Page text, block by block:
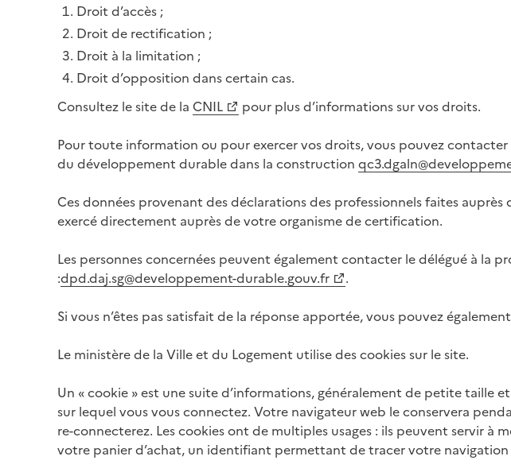
Droit d’accès ;
Droit de rectification ;
Droit à la limitation ;
Droit d’opposition dans certain cas.
Consultez le site de la CNIL
pour plus d’informations sur vos droits.
Pour toute information ou pour exercer vos droits, vous pouvez
du développement durable dans la construction
Ces données provenant des déclarations des professionnels faites
exercé directement auprès de votre organisme de certification.
Les personnes concernées peuvent également contacter le délégué à la
:dpd.daj.sg@developpement-durable.gouv.fr
.
Si vous n’êtes pas satisfait de la réponse apportée, vous pouvez
Le ministère de la Ville et du Logement utilise des cookies sur le site.
Un « cookie » est une suite d’informations, généralement de petite
sur lequel vous vous connectez. Votre navigateur web le conservera
re-connecterez. Les cookies ont de multiples usages : ils peuvent servir
votre panier d’achat, un identifiant permettant de tracer votre